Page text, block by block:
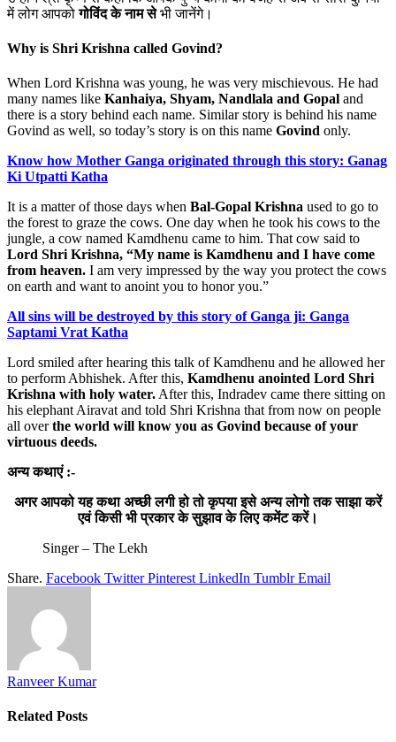
में लोग आपकोगोविंद के नाम सेभी जानेंगे।
Why is Shri Krishna called Govind?
When Lord Krishna was young, he was very mischievous. He had
many names like Kanhaiya, Shyam, Nandlala and Gopal and
there is a story behind each name. Similar story is behind his name
Govind as well, so today’s story is on this name Govind only.
Know how Mother Ganga originated through this story: Ganag
Ki Utpatti Katha
It is a matter of those days when Bal-Gopal Krishna used to go to
the forest to graze the cows. One day when he took his cows to the
jungle, a cow named Kamdhenu came to him. That cow said to
Lord Shri Krishna, “My name is Kamdhenu and I have come
from heaven. I am very impressed by the way you protect the cows
on earth and want to anoint you to honor you.”
All sins will be destroyed by this story of Ganga ji: Ganga
Saptami Vrat Katha
Lord smiled after hearing this talk of Kamdhenu and he allowed her
to perform Abhishek. After this, Kamdhenu anointed Lord Shri
Krishna with holy water. After this, Indradev came there sitting on
his elephant Airavat and told Shri Krishna that from now on people
all overthe world will know you as Govind because of your
virtuous deeds.
अन्य कथाएं :-
अगर आपको यह कथा अच्छी लगी हो तो कृपया इसे अन्य लोगो तक साझा करें
एवं किसी भी प्रकार के सुझाव के लिए कमेंट करें।
Singer – The Lekh
Share. Facebook Twitter Pinterest LinkedIn Tumblr Email
Ranveer Kumar
Related Posts